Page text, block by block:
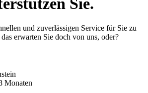
und zuverlässigen Service für Sie zu
erwarten Sie doch von uns, oder?
Monaten